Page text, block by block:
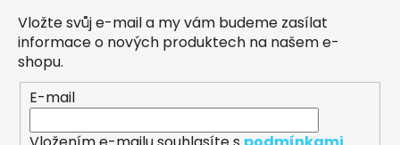
Vložte svůj e-mail a my vám budeme zasílat
informace o nových produktech na našem e-
shopu.
E-mail